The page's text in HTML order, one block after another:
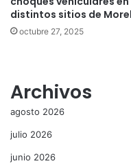
distintos sitios de
octubre 27, 2025
Archivos
agosto 2026
julio 2026
junio 2026